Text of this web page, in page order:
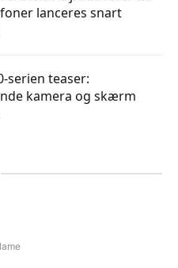
lanceres snart
serien teaser:
kamera og skærm